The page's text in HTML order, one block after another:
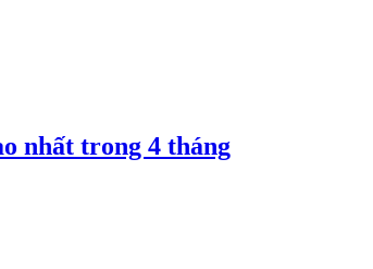
nhất trong 4 tháng